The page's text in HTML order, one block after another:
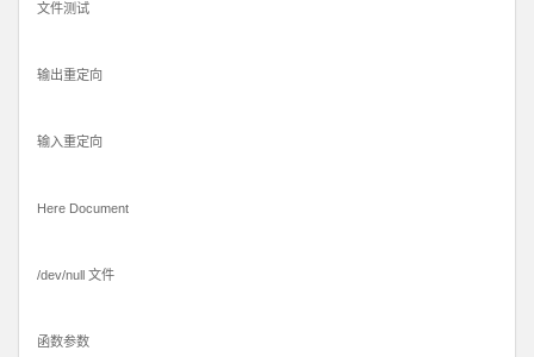
文件测试
输出重定向
输入重定向
Here Document
/dev/null 文件
函数参数